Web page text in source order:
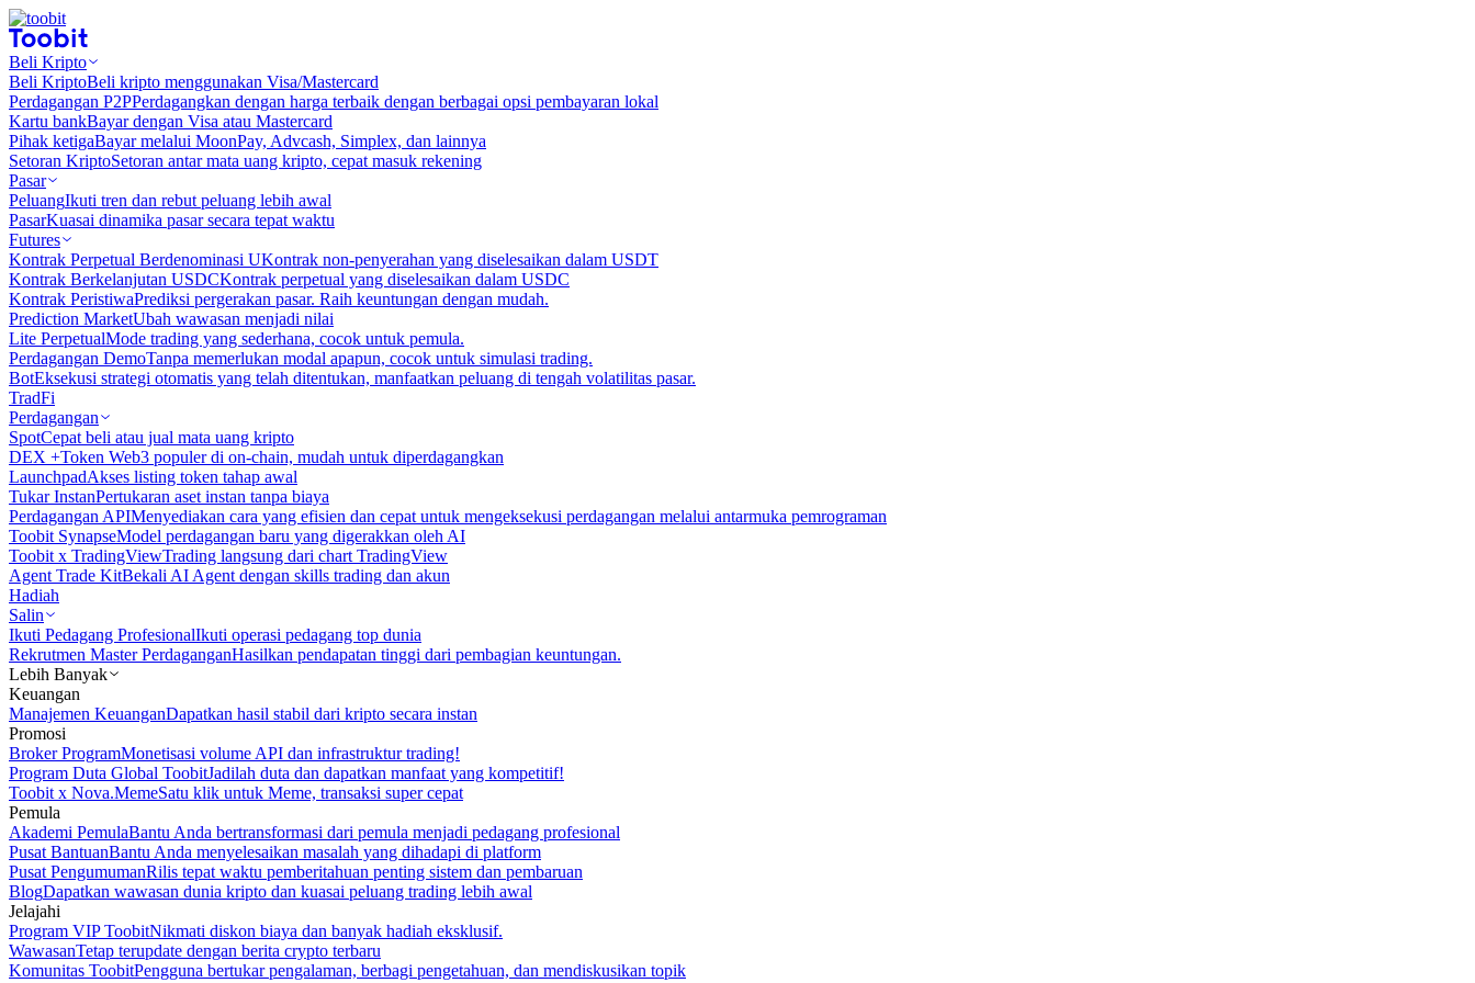
Beli Kripto
Beli KriptoBeli kripto menggunakan Visa/Mastercard
Perdagangan P2PPerdagangkan dengan harga terbaik dengan berbagai opsi pembayaran lokal
Kartu bankBayar dengan Visa atau Mastercard
Pihak ketigaBayar melalui MoonPay, Advcash, Simplex, dan lainnya
Setoran KriptoSetoran antar mata uang kripto, cepat masuk rekening
Pasar
PeluangIkuti tren dan rebut peluang lebih awal
PasarKuasai dinamika pasar secara tepat waktu
Futures
Kontrak Perpetual Berdenominasi UKontrak non-penyerahan yang diselesaikan dalam USDT
Kontrak Berkelanjutan USDCKontrak perpetual yang diselesaikan dalam USDC
Kontrak PeristiwaPrediksi pergerakan pasar. Raih keuntungan dengan mudah.
Prediction MarketUbah wawasan menjadi nilai
Lite PerpetualMode trading yang sederhana, cocok untuk pemula.
Perdagangan DemoTanpa memerlukan modal apapun, cocok untuk simulasi trading.
BotEksekusi strategi otomatis yang telah ditentukan, manfaatkan peluang di tengah volatilitas pasar.
TradFi
Perdagangan
SpotCepat beli atau jual mata uang kripto
DEX +Token Web3 populer di on-chain, mudah untuk diperdagangkan
LaunchpadAkses listing token tahap awal
Tukar InstanPertukaran aset instan tanpa biaya
Perdagangan APIMenyediakan cara yang efisien dan cepat untuk mengeksekusi perdagangan melalui antarmuka pemrograman
Toobit SynapseModel perdagangan baru yang digerakkan oleh AI
Toobit x TradingViewTrading langsung dari chart TradingView
Agent Trade KitBekali AI Agent dengan skills trading dan akun
Hadiah
Salin
Ikuti Pedagang ProfesionalIkuti operasi pedagang top dunia
Rekrutmen Master PerdaganganHasilkan pendapatan tinggi dari pembagian keuntungan.
Lebih Banyak
Keuangan
Manajemen KeuanganDapatkan hasil stabil dari kripto secara instan
Promosi
Broker ProgramMonetisasi volume API dan infrastruktur trading!
Program Duta Global ToobitJadilah duta dan dapatkan manfaat yang kompetitif!
Toobit x Nova.MemeSatu klik untuk Meme, transaksi super cepat
Pemula
Akademi PemulaBantu Anda bertransformasi dari pemula menjadi pedagang profesional
Pusat BantuanBantu Anda menyelesaikan masalah yang dihadapi di platform
Pusat PengumumanRilis tepat waktu pemberitahuan penting sistem dan pembaruan
BlogDapatkan wawasan dunia kripto dan kuasai peluang trading lebih awal
Jelajahi
Program VIP ToobitNikmati diskon biaya dan banyak hadiah eksklusif.
WawasanTetap terupdate dengan berita crypto terbaru
Komunitas ToobitPengguna bertukar pengalaman, berbagi pengetahuan, dan mendiskusikan topik